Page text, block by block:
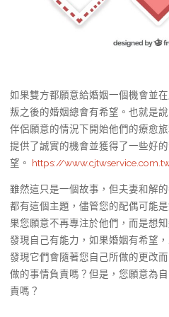
如果雙方都願意給婚姻一個機會並
叛之後的婚姻總會有希望。也就是
伴侶願意的情況下開始他們的療愈
提供了誠實的機會並獲得了一些好
望。 https://
雖然這只是一個故事，但夫妻和解
都有這個主題，儘管您的配偶可能
果您願意不再專注於他們，而是想
發現自己有能力，如果婚姻有希望
發現它們會隨著您自己所做的更改
做的事情負責嗎？但是，您願意為
責嗎？